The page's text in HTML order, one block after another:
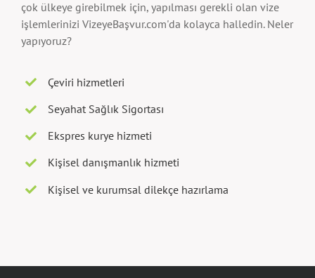
çok ülkeye girebilmek için, yapılması gerekli olan vize
işlemlerinizi VizeyeBaşvur.com'da kolayca halledin. Neler
yapıyoruz?
Çeviri hizmetleri
Seyahat Sağlık Sigortası
Ekspres kurye hizmeti
Kişisel danışmanlık hizmeti
Kişisel ve kurumsal dilekçe hazırlama